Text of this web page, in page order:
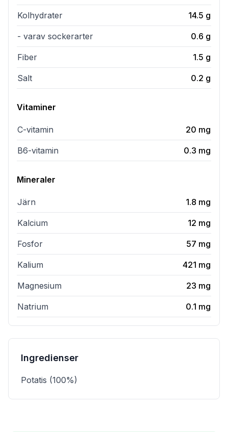
Kolhydrater 14.5 g
- varav sockerarter 0.6 g
Fiber 1.5 g
Salt 0.2 g
Vitaminer
C-vitamin 20 mg
B6-vitamin 0.3 mg
Mineraler
Järn 1.8 mg
Kalcium 12 mg
Fosfor 57 mg
Kalium 421 mg
Magnesium 23 mg
Natrium 0.1 mg
Ingredienser
Potatis (100%)